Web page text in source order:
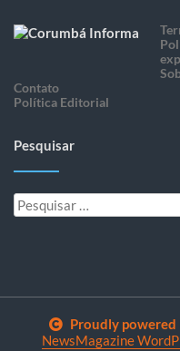
Contato
Política Editorial
Pesquisar
Proudly powered
NewsMagazine